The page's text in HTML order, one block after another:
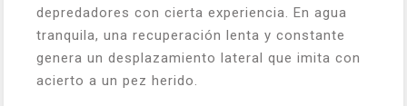
depredadores con cierta experiencia. En agua
tranquila, una recuperación lenta y constante
genera un desplazamiento lateral que imita con
acierto a un pez herido.